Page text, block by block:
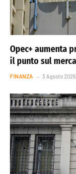
Opec+ aumenta
il punto sul
FINANZA 3 Agosto 2026